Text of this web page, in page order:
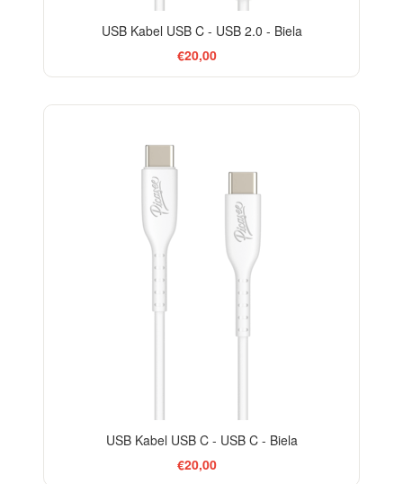
USB Kabel USB C - USB 2.0 - Biela
€20,00
USB Kabel USB C - USB C - Biela
€20,00